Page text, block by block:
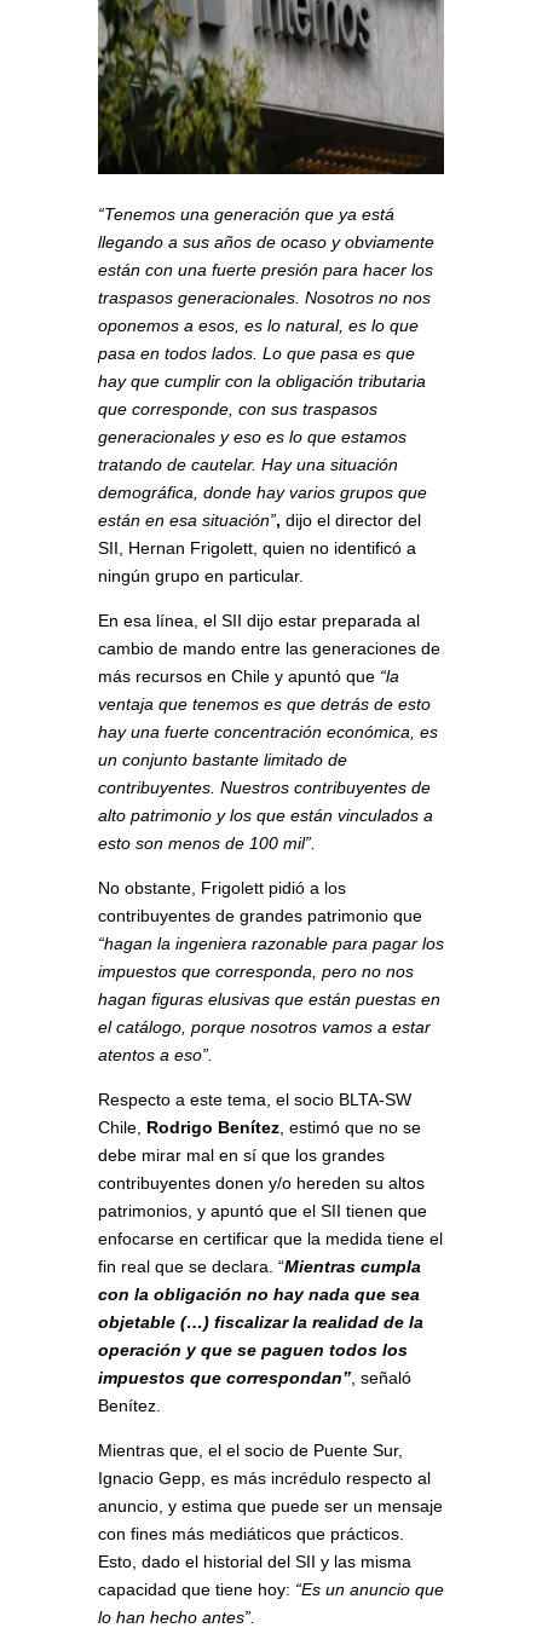
“Tenemos una generación que ya está
llegando a sus años de ocaso y obviamente
están con una fuerte presión para hacer los
traspasos generacionales. Nosotros no nos
oponemos a esos, es lo natural, es lo que
pasa en todos lados. Lo que pasa es que
hay que cumplir con la obligación tributaria
que corresponde, con sus traspasos
generacionales y eso es lo que estamos
tratando de cautelar. Hay una situación
demográfica, donde hay varios grupos que
están en esa situación”, dijo el director del
SII, Hernan Frigolett, quien no identificó a
ningún grupo en particular.
En esa línea, el SII dijo estar preparada al
cambio de mando entre las generaciones de
más recursos en Chile y apuntó que “la
ventaja que tenemos es que detrás de esto
hay una fuerte concentración económica, es
un conjunto bastante limitado de
contribuyentes. Nuestros contribuyentes de
alto patrimonio y los que están vinculados a
esto son menos de 100 mil”.
No obstante, Frigolett pidió a los
contribuyentes de grandes patrimonio que
“hagan la ingeniera razonable para pagar los
impuestos que corresponda, pero no nos
hagan figuras elusivas que están puestas en
el catálogo, porque nosotros vamos a estar
atentos a eso”.
Respecto a este tema, el socio BLTA-SW
Chile, Rodrigo Benítez, estimó que no se
debe mirar mal en sí que los grandes
contribuyentes donen y/o hereden su altos
patrimonios, y apuntó que el SII tienen que
enfocarse en certificar que la medida tiene el
fin real que se declara. “Mientras cumpla
con la obligación no hay nada que sea
objetable (…) fiscalizar la realidad de la
operación y que se paguen todos los
impuestos que correspondan”, señaló
Benítez.
Mientras que, el el socio de Puente Sur,
Ignacio Gepp, es más incrédulo respecto al
anuncio, y estima que puede ser un mensaje
con fines más mediáticos que prácticos.
Esto, dado el historial del SII y las misma
capacidad que tiene hoy: “Es un anuncio que
lo han hecho antes”.